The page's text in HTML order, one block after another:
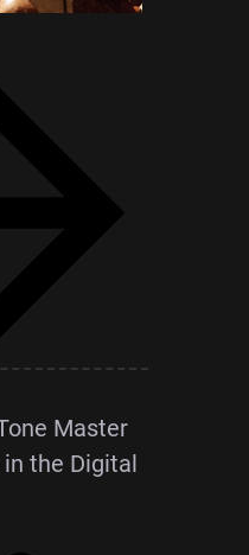
Master
the Digital